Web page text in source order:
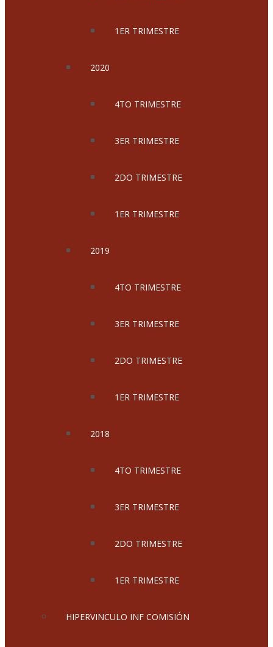
1ER TRIMESTRE
2020
4TO TRIMESTRE
3ER TRIMESTRE
2DO TRIMESTRE
1ER TRIMESTRE
2019
4TO TRIMESTRE
3ER TRIMESTRE
2DO TRIMESTRE
1ER TRIMESTRE
2018
4TO TRIMESTRE
3ER TRIMESTRE
2DO TRIMESTRE
1ER TRIMESTRE
HIPERVINCULO INF COMISIÓN